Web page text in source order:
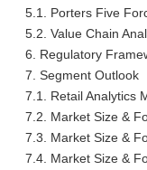
5.1. Porters Five
5.2. Value Chain
6. Regulatory
7. Segment Outlook
7.1. Retail Analytics
7.2. Market Size &
7.3. Market Size &
7.4. Market Size &